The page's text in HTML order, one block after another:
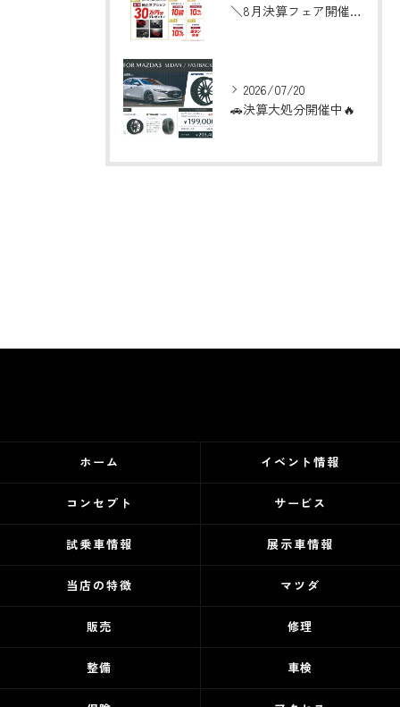
＼8月決算フェア開催！／
2026/07/20
🚗決算大処分開催中🔥
ホーム イベント情報
コンセプト サービス
試乗車情報 展示車情報
当店の特徴 マツダ
販売 修理
整備 車検